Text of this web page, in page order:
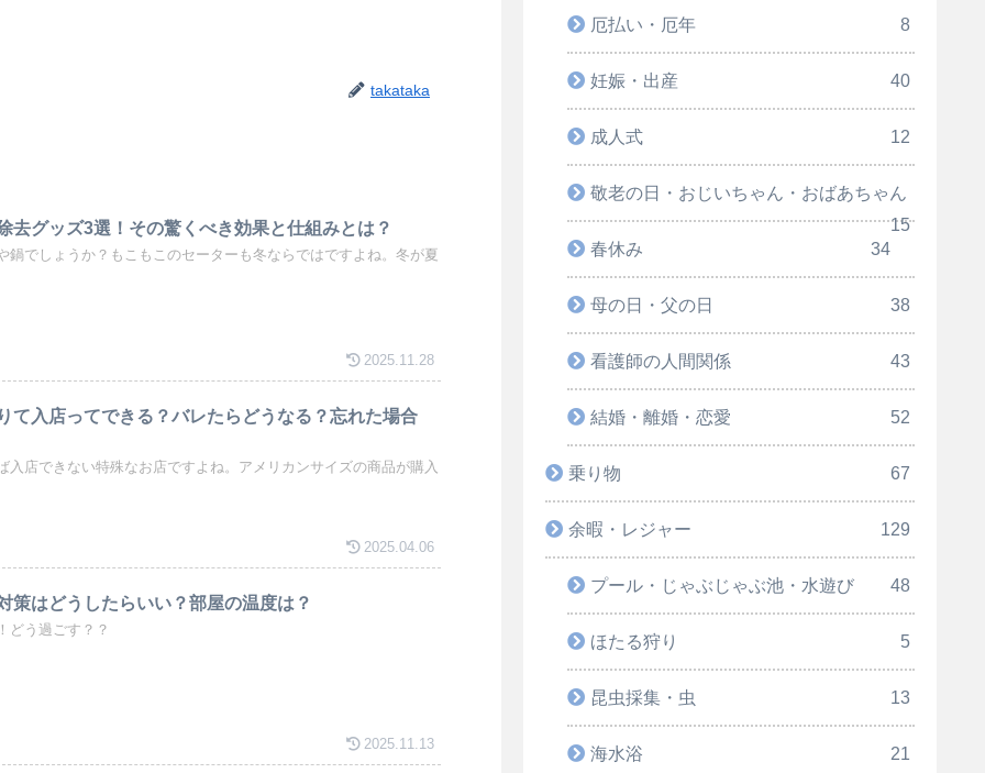
takataka
去グッズ3選！その驚くべき効果と仕組みとは？
鍋でしょうか？もこもこのセーターも冬ならではですよね。冬が夏
2025.11.28
て入店ってできる？バレたらどうなる？忘れた場合
入店できない特殊なお店ですよね。アメリカンサイズの商品が購入
2025.04.06
策はどうしたらいい？部屋の温度は？
どう過ごす？？
2025.11.13
厄払い・厄年 8
妊娠・出産 40
成人式 12
敬老の日・おじいちゃん・おばあちゃん
15
春休み
34
母の日・父の日 38
看護師の人間関係 43
結婚・離婚・恋愛 52
乗り物 67
余暇・レジャー 129
プール・じゃぶじゃぶ池・水遊び 48
ほたる狩り 5
昆虫採集・虫 13
海水浴 21